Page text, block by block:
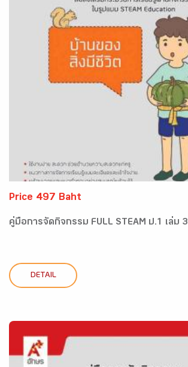
Price 497 Baht
คู่มือการจัดกิจกรรม FULL STEAM ป.1 เล่ม 3
DETAIL